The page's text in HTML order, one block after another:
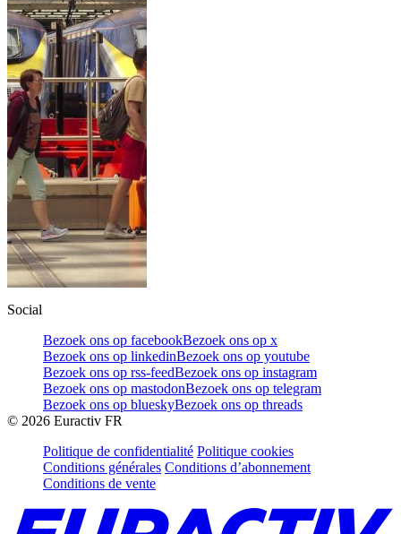
Social
Bezoek ons op facebookBezoek ons op x
Bezoek ons op linkedinBezoek ons op youtube
Bezoek ons op rss-feedBezoek ons op instagram
Bezoek ons op mastodonBezoek ons op telegram
Bezoek ons op blueskyBezoek ons op threads
© 2026 Euractiv FR
Politique de confidentialité Politique cookies
Conditions générales Conditions d’abonnement
Conditions de vente